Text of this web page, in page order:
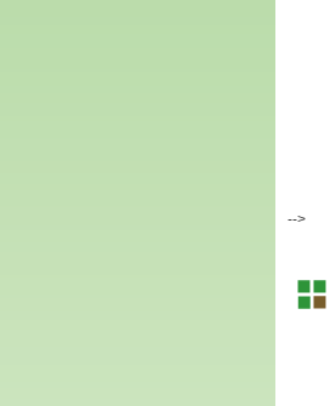
-->